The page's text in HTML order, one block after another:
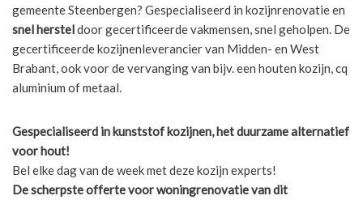
gemeente Steenbergen? Gespecialiseerd in kozijnrenovatie en
snel hersteldoor gecertificeerde vakmensen, snel geholpen. De
gecertificeerde kozijnenleverancier van Midden- en West
Brabant, ook voor de vervanging van bijv. een houten kozijn, cq
aluminium of metaal.
Gespecialiseerd in kunststof kozijnen, het duurzame alternatief
voor hout!
Bel elke dag van de week met deze kozijn experts!
De scherpsteofferte voor woningrenovatie van dit